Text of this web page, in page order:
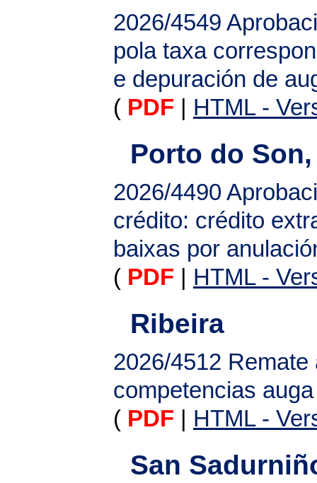
2026/4549
pola taxa
e depuración de
( PDF HTML -
Porto do Son,
2026/4490
crédito: crédito
baixas por
( PDF HTML -
Ribeira
2026/4512 Remate
competencias
( PDF HTML -
San